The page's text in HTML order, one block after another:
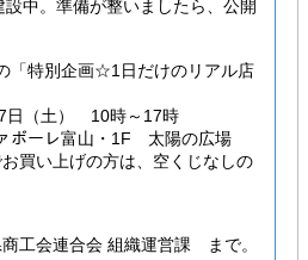
中。準備が整いましたら、公開
「特別企画☆1日だけのリアル店
（土） 10時～17時
ーレ富山・1F 太陽の広場
買い上げの方は、空くじなしの
工会連合会 組織運営課 まで。